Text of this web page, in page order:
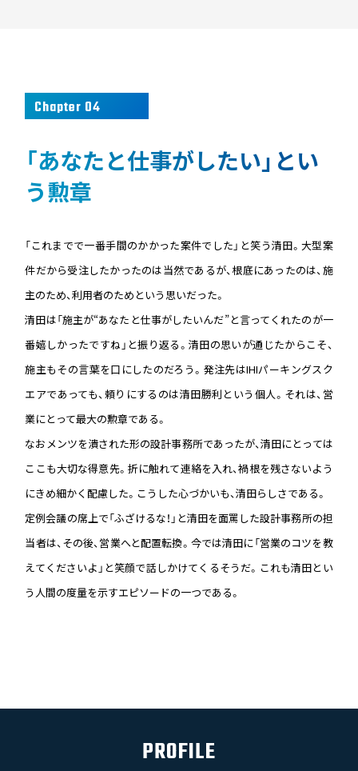
Chapter 04
「あなたと仕事がしたい」とい
う勲章
「これまでで一番手間のかかった案件でした」と笑う清田。大型案
件だから受注したかったのは当然であるが、根底にあったのは、施
主のため、利用者のためという思いだった。
清田は「施主が“あなたと仕事がしたいんだ”と言ってくれたのが一
番嬉しかったですね」と振り返る。清田の思いが通じたからこそ、
施主もその言葉を口にしたのだろう。発注先はIHIパーキングスク
エアであっても、頼りにするのは清田勝利という個人。それは、営
業にとって最大の勲章である。
なおメンツを潰された形の設計事務所であったが、清田にとっては
ここも大切な得意先。折に触れて連絡を入れ、禍根を残さないよう
にきめ細かく配慮した。こうした心づかいも、清田らしさである。
定例会議の席上で「ふざけるな！」と清田を面罵した設計事務所の担
当者は、その後、営業へと配置転換。今では清田に「営業のコツを教
えてくださいよ」と笑顔で話しかけてくるそうだ。これも清田とい
う人間の度量を示すエピソードの一つである。
PROFILE